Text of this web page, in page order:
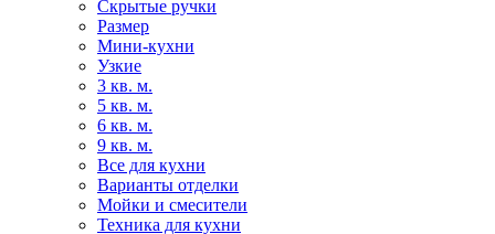
Скрытые ручки
Размер
Мини-кухни
Узкие
3 кв. м.
5 кв. м.
6 кв. м.
9 кв. м.
Все для кухни
Варианты отделки
Мойки и смесители
Техника для кухни